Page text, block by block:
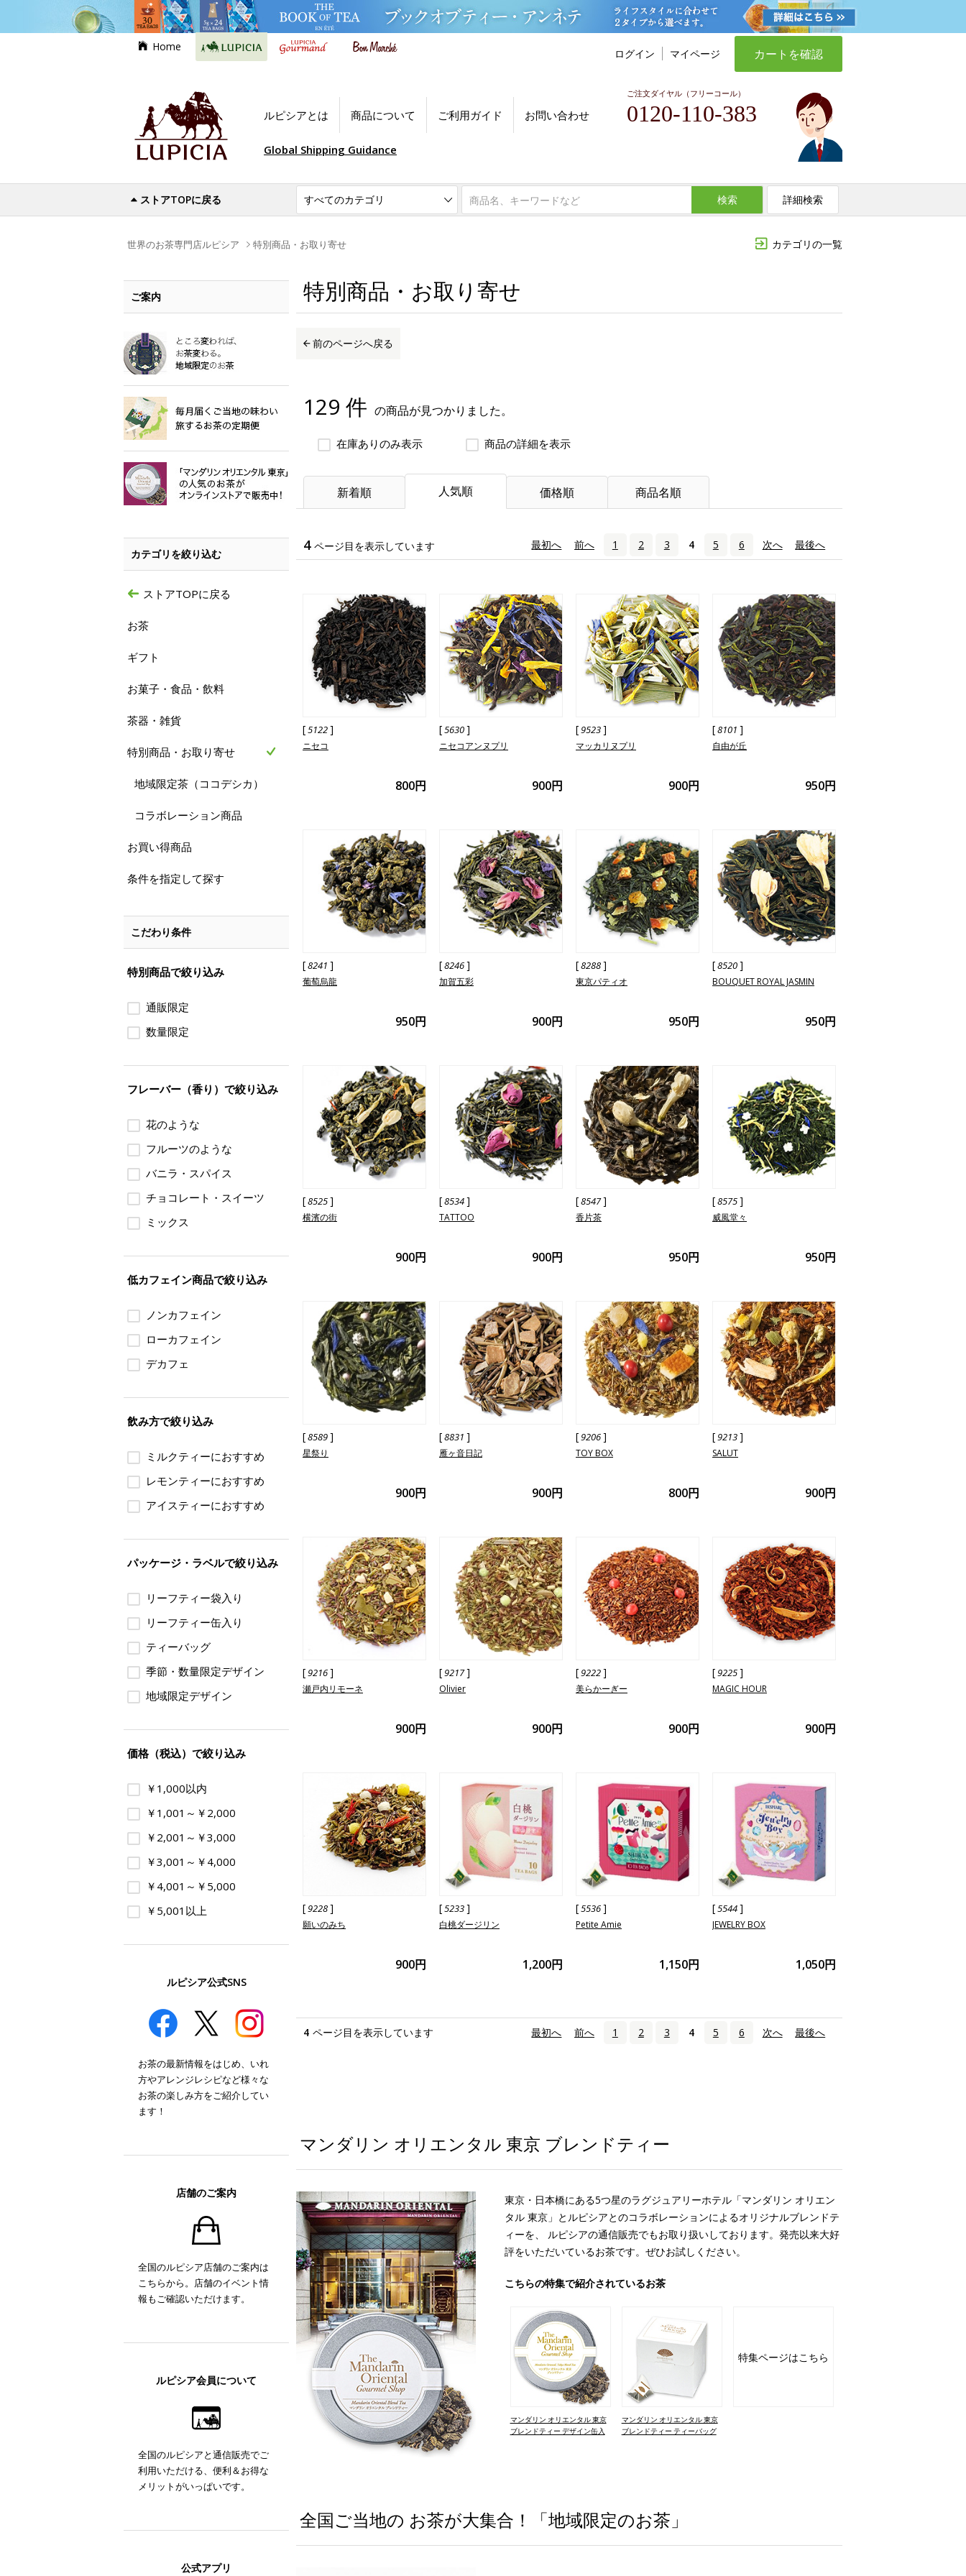
Home
ログイン マイページ カートを確認
ルピシアとは 商品について ご利用ガイド お問い合わせ
ご注文ダイヤル（フリーコール）
0120-110-383
Global Shipping Guidance
ストアTOPに戻る 検索 詳細検索
カテゴリの一覧
世界のお茶専門店ルピシア 特別商品・お取り寄せ
特別商品・お取り寄せ
前のページへ戻る
129 件 の商品が見つかりました。
在庫ありのみ表示 商品の詳細を表示
新着順 人気順 価格順 商品名順
4 ページ目を表示しています 最初へ 前へ 1 2 3 4 5 6 次へ 最後へ
[5122]
ニセコ
800円
[5630]
ニセコアンヌプリ
900円
[9523]
マッカリヌプリ
900円
[8101 ]
自由が丘
950円
[8241 ]
葡萄烏龍
950円
[8246]
加賀五彩
900円
[8288]
東京パティオ
950円
[8520]
BOUQUET ROYAL JASMIN
950円
[8525]
横濱の街
900円
[8534]
TATTOO
900円
[8547]
香片茶
950円
[8575]
威風堂々
950円
[8589]
星祭り
900円
[8831 ]
雁ヶ音日記
900円
[9206]
TOY BOX
800円
[9213]
SALUT
900円
[9216]
瀬戸内リモーネ
900円
[9217]
Olivier
900円
[9222]
美らかーぎー
900円
[9225]
MAGIC HOUR
900円
[9228]
願いのみち
900円
[5233]
白桃ダージリン
1,200円
[5536]
Petite Amie
1,150円
[5544]
JEWELRY BOX
1,050円
4 ページ目を表示しています 最初へ 前へ 1 2 3 4 5 6 次へ 最後へ
マンダリン オリエンタル 東京 ブレンドティー
東京・日本橋にある5つ星のラグジュアリーホテル「マンダリン オリエン
タル 東京」とルピシアとのコラボレーションによるオリジナルブレンドテ
ィーを、 ルピシアの通信販売でもお取り扱いしております。発売以来大好
評をいただいているお茶です。ぜひお試しください。
こちらの特集で紹介されているお茶
マンダリン オリエンタル 東京
ブレンドティー デザイン缶入
マンダリン オリエンタル 東京
ブレンドティー ティーバッグ
特集ページはこちら
全国ご当地の お茶が大集合！「地域限定のお茶」
ご案内
カテゴリを絞り込む
ストアTOPに戻る
お茶
ギフト
お菓子・食品・飲料
茶器・雑貨
特別商品・お取り寄せ
地域限定茶（ココデシカ）
コラボレーション商品
お買い得商品
条件を指定して探す
こだわり条件
特別商品で絞り込み
通販限定
数量限定
フレーバー（香り）で絞り込み
花のような
フルーツのような
バニラ・スパイス
チョコレート・スイーツ
ミックス
低カフェイン商品で絞り込み
ノンカフェイン
ローカフェイン
デカフェ
飲み方で絞り込み
ミルクティーにおすすめ
レモンティーにおすすめ
アイスティーにおすすめ
パッケージ・ラベルで絞り込み
リーフティー袋入り
リーフティー缶入り
ティーバッグ
季節・数量限定デザイン
地域限定デザイン
価格（税込）で絞り込み
￥1,000以内
￥1,001～￥2,000
￥2,001～￥3,000
￥3,001～￥4,000
￥4,001～￥5,000
￥5,001以上
ルピシア公式SNS
お茶の最新情報をはじめ、いれ
方やアレンジレシピなど様々な
お茶の楽しみ方をご紹介してい
ます！
店舗のご案内
全国のルピシア店舗のご案内は
こちらから。店舗のイベント情
報もご確認いただけます。
ルピシア会員について
全国のルピシアと通信販売でご
利用いただける、便利＆お得な
メリットがいっぱいです。
公式アプリ